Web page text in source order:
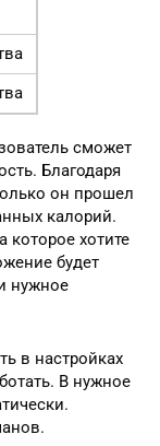
сможет
Благодаря
он прошел
калорий.
которое хотите
будет
нужное
в настройках
В нужное